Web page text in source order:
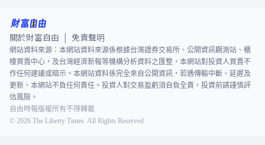
關於財富自由 免責聲明
網站資料來源：本網站資料來源係根據台灣證券交易所、公開資訊觀測站、櫃
檯買賣中心，及台灣經濟新報等機構分析資料之匯整，本網站對投資人買賣不
作任何建議或暗示。本網站資料係完全來自公開資訊，若遇傳輸中斷、延遲及
更新，本網站不負任何責任。投資人對交易盈虧須自負全責，投資前請謹慎評
估風險。
自由時報版權所有不得轉載
© 2026 The Liberty Times. All Rights Reserved.